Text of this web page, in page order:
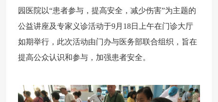
园医院以“患者参与，提高安全，减少伤害”为主题的
公益讲座及专家义诊活动于9月18日上午在门诊大厅
如期举行，此次活动由门办与医务部联合组织，旨在
提高公众认识和参与，加强患者安全。